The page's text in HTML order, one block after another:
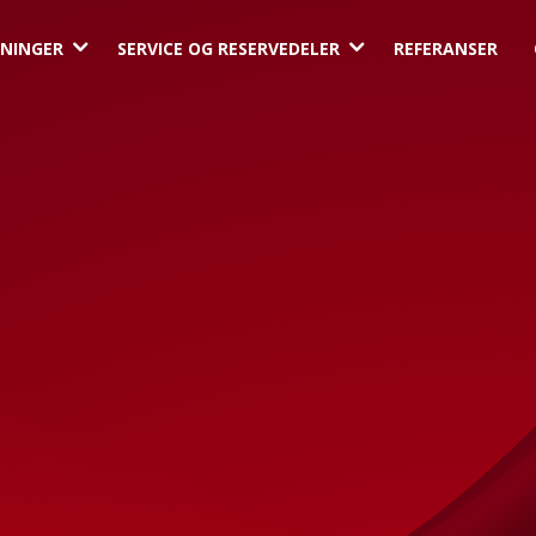
3 SERVICE OG RESERVEDELER 3 REFERANSER